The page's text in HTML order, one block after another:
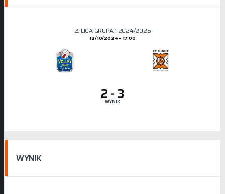
2. LIGA GRUPA 1 2024/2025
12/10/2024 17:00
2-3
WYNIK
WYNIK